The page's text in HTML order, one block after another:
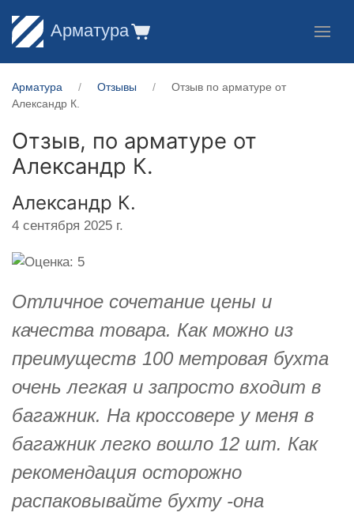
Арматура
Арматура Отзывы
Отзыв по арматуре от
Александр К.
Отзыв, по арматуре от
Александр К.
Александр К.
4 сентября 2025 г.
Отличное сочетание цены и
качества товара. Как можно из
преимуществ 100 метровая бухта
очень легкая и запросто входит в
багажник. На кроссовере у меня в
багажник легко вошло 12 шт. Как
рекомендация осторожно
распаковывайте бухту -она